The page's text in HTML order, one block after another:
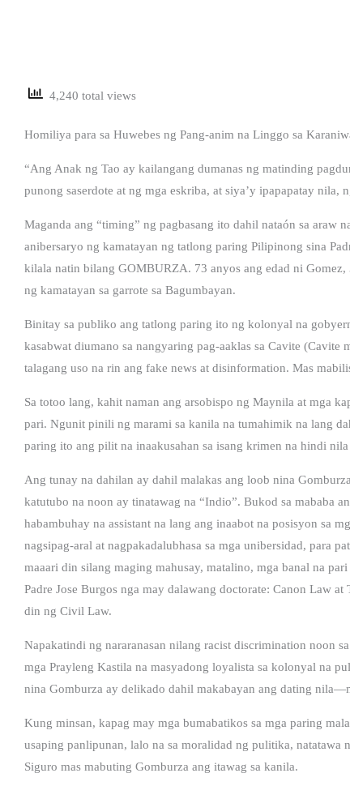
4,240 total views
Homiliya para sa Huwebes ng Pang-anim na Linggo sa
“Ang Anak ng Tao ay kailangang dumanas ng matinding
punong saserdote at ng mga eskriba, at siya’y ipapapatay
Maganda ang “timing” ng pagbasang ito dahil nataón sa araw
anibersaryo ng kamatayan ng tatlong paring Pilipinong sina
kilala natin bilang GOMBURZA. 73 anyos ang edad ni
ng kamatayan sa garrote sa Bagumbayan.
Binitay sa publiko ang tatlong paring ito ng kolonyal na
kasabwat diumano sa nangyaring pag-aaklas sa Cavite
talagang uso na rin ang fake news at disinformation. Mas
Sa totoo lang, kahit naman ang arsobispo ng Maynila at mga
pari. Ngunit pinili ng marami sa kanila na tumahimik na lang
paring ito ang pilit na inaakusahan sa isang krimen na hindi
Ang tunay na dahilan ay dahil malakas ang loob nina
katutubo na noon ay tinatawag na “Indio”. Bukod sa mababa
habambuhay na assistant na lang ang inaabot na posisyon sa
nagsipag-aral at nagpakadalubhasa sa mga unibersidad, para
maaari din silang maging mahusay, matalino, mga banal na
Padre Jose Burgos nga may dalawang doctorate: Canon Law
din ng Civil Law.
Napakatindi ng nararanasan nilang racist discrimination noon
mga Prayleng Kastila na masyadong loyalista sa kolonyal na
nina Gomburza ay delikado dahil makabayan ang dating
Kung minsan, kapag may mga bumabatikos sa mga paring
usaping panlipunan, lalo na sa moralidad ng pulitika, natatawa
Siguro mas mabuting Gomburza ang itawag sa kanila.